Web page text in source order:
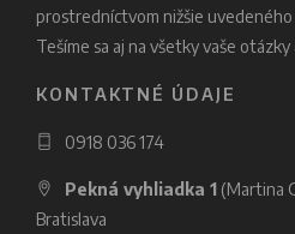
prostredníctvom nižšie
Tešíme sa aj na všetky vaše
KONTAKTNÉ ÚDAJE
0918 036 174
Pekná vyhliadka 1 (Martina
Bratislava